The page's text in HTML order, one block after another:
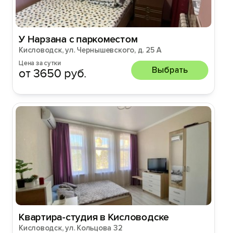
У Нарзана с паркоместом
Кисловодск, ул. Чернышевского, д. 25 А
Цена за сутки
от 3650 руб. Выбрать
Квартира-студия в Кисловодске
Кисловодск, ул. Кольцова 32